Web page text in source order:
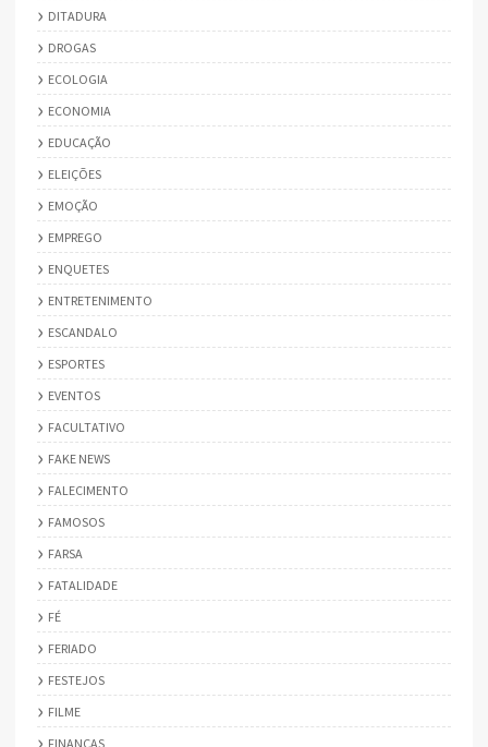
DITADURA
DROGAS
ECOLOGIA
ECONOMIA
EDUCAÇÃO
ELEIÇÕES
EMOÇÃO
EMPREGO
ENQUETES
ENTRETENIMENTO
ESCANDALO
ESPORTES
EVENTOS
FACULTATIVO
FAKE NEWS
FALECIMENTO
FAMOSOS
FARSA
FATALIDADE
FÉ
FERIADO
FESTEJOS
FILME
FINANÇAS